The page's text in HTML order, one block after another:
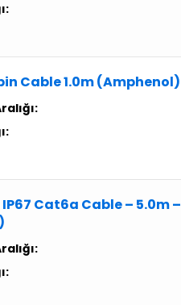
Cable 1.0m (Amphenol)
IP67 Cat6a Cable – 5.0m –